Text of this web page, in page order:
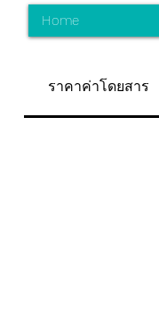
Home
ราคาค่าโดยสาร